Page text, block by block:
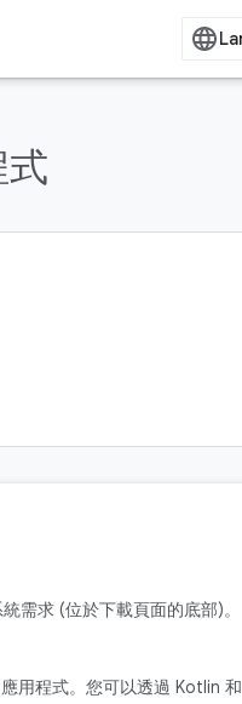
需求 (位於下載頁面的底部)。
用程式。您可以透過 Kotlin 和